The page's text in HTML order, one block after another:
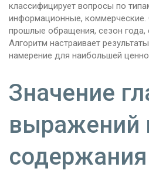
классифицирует вопросы по
информационные,
прошлые обращения, сезон года,
Алгоритм настраивает
намерение для наибольшей
Значение
выражений